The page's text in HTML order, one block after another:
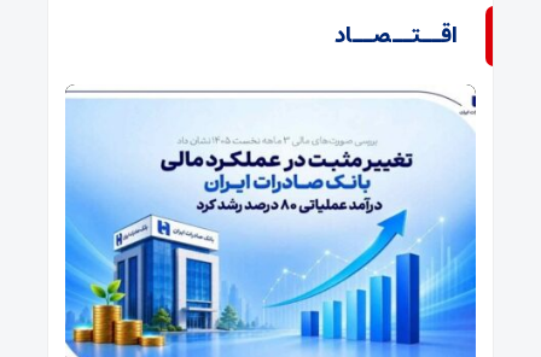
اقــتــصــاد